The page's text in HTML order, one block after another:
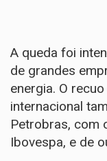
A queda foi
de grandes
energia. O
internacional
Petrobras, com
Ibovespa, e de